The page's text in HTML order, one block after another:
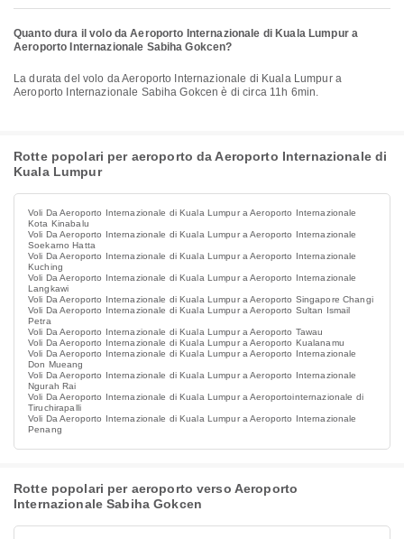
Quanto dura il volo da Aeroporto Internazionale di Kuala Lumpur a
Aeroporto Internazionale Sabiha Gokcen?
La durata del volo da Aeroporto Internazionale di Kuala Lumpur a
Aeroporto Internazionale Sabiha Gokcen è di circa 11h 6min.
Rotte popolari per aeroporto da Aeroporto Internazionale di
Kuala Lumpur
Voli Da Aeroporto Internazionale di Kuala Lumpur a Aeroporto Internazionale
Kota Kinabalu
Voli Da Aeroporto Internazionale di Kuala Lumpur a Aeroporto Internazionale
Soekarno Hatta
Voli Da Aeroporto Internazionale di Kuala Lumpur a Aeroporto Internazionale
Kuching
Voli Da Aeroporto Internazionale di Kuala Lumpur a Aeroporto Internazionale
Langkawi
Voli Da Aeroporto Internazionale di Kuala Lumpur a Aeroporto Singapore Changi
Voli Da Aeroporto Internazionale di Kuala Lumpur a Aeroporto Sultan Ismail
Petra
Voli Da Aeroporto Internazionale di Kuala Lumpur a Aeroporto Tawau
Voli Da Aeroporto Internazionale di Kuala Lumpur a Aeroporto Kualanamu
Voli Da Aeroporto Internazionale di Kuala Lumpur a Aeroporto Internazionale
Don Mueang
Voli Da Aeroporto Internazionale di Kuala Lumpur a Aeroporto Internazionale
Ngurah Rai
Voli Da Aeroporto Internazionale di Kuala Lumpur a Aeroportointernazionale di
Tiruchirapalli
Voli Da Aeroporto Internazionale di Kuala Lumpur a Aeroporto Internazionale
Penang
Rotte popolari per aeroporto verso Aeroporto
Internazionale Sabiha Gokcen